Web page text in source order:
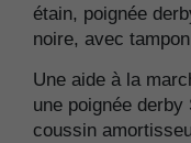
étain, poignée
noire, avec
Une aide à la
une poignée
coussin